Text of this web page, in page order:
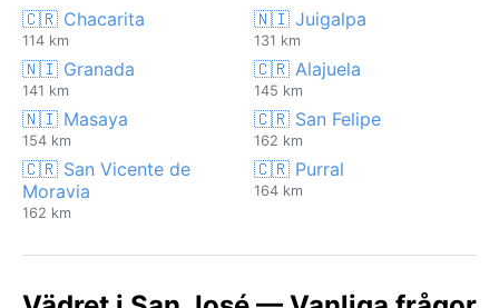
🇨🇷 Chacarita
114 km
🇳🇮 Juigalpa
131 km
🇳🇮 Granada
141 km
🇨🇷 Alajuela
145 km
🇳🇮 Masaya
154 km
🇨🇷 San Felipe
162 km
🇨🇷 San Vicente de
Moravia
162 km
🇨🇷 Purral
164 km